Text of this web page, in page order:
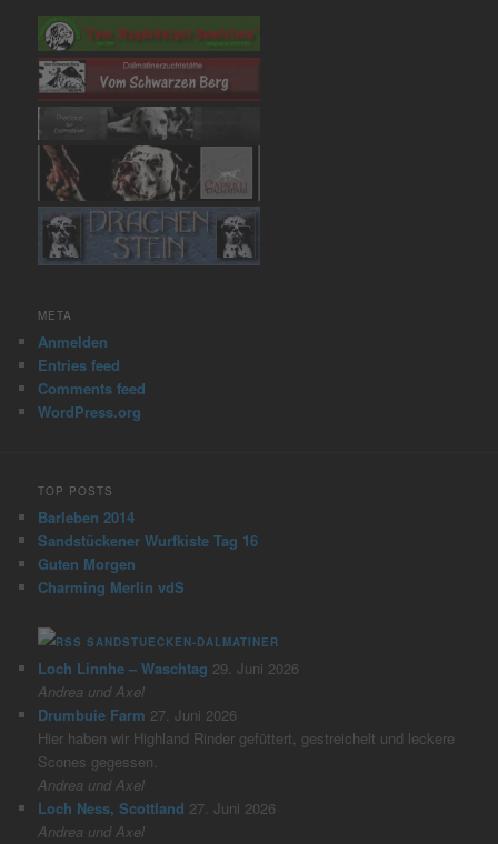
META
Anmelden
Entries feed
Comments feed
WordPress.org
TOP POSTS
Barleben 2014
Sandstückener Wurfkiste Tag 16
Guten Morgen
Charming Merlin vdS
SANDSTUECKEN-DALMATINER
Loch Linnhe – Waschtag 29. Juni 2026
Andrea und Axel
Drumbuie Farm 27. Juni 2026
Hier haben wir Highland Rinder gefüttert, gestreichelt und leckere
Scones gegessen.
Andrea und Axel
Loch Ness, Scottland 27. Juni 2026
Andrea und Axel